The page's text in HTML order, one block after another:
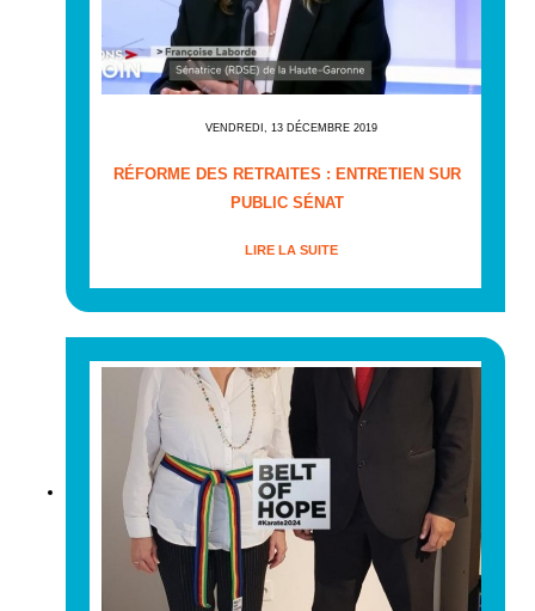
VENDREDI, 13 DÉCEMBRE 2019
RÉFORME DES RETRAITES : ENTRETIEN SUR
PUBLIC SÉNAT
LIRE LA SUITE